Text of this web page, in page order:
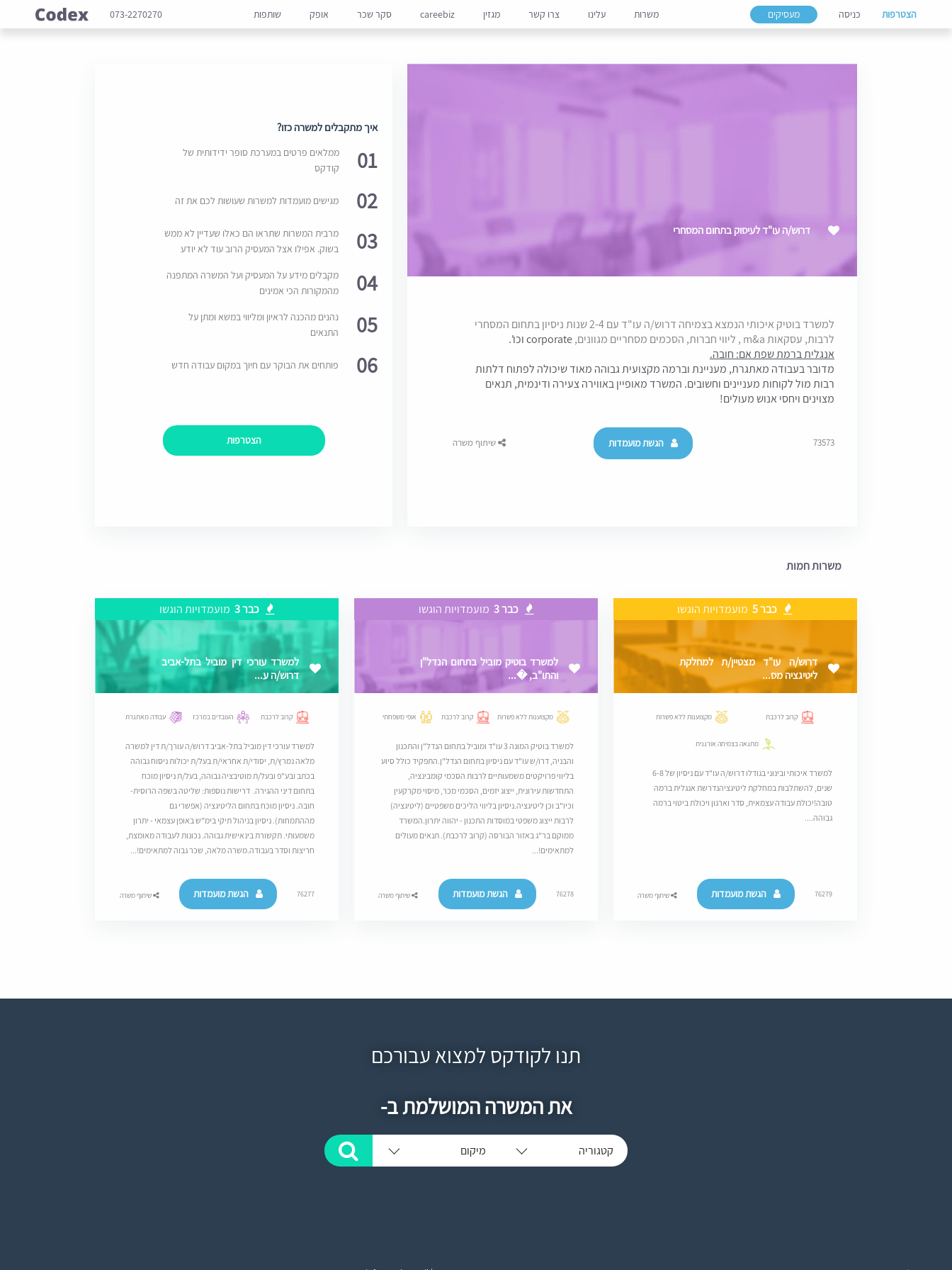
הצטרפות כניסה מעסיקים משרות עלינו צרו קשר מגזין careebiz סקר שכר אופק שותפות 073-2270270
דרוש/ה עו"ד לעיסוק בתחום המסחרי
למשרד בוטיק איכותי הנמצא בצמיחה דרוש/ה עו"ד עם 2-4 שנות ניסיון בתחום המסחרי
לרבות, עסקאות m&a , ליווי חברות, הסכמים מסחריים מגוונים,
corporate וכו'.
אנגלית ברמת שפת אם: חובה.
מדובר בעבודה מאתגרת, מעניינת וברמה מקצועית גבוהה מאוד שיכולה לפתוח דלתות
רבות מול לקוחות מעניינים וחשובים. המשרד מאופיין באווירה צעירה ודינמית, תנאים
מצוינים ויחסי אנוש מעולים!
73573 הגשת מועמדות שיתוף משרה
איך מתקבלים למשרה כזו?
01
ממלאים פרטים במערכת סופר ידידותית של
קודקס
02 מגישים מועמדות למשרות שעושות לכם את זה
03
מרבית המשרות שתראו הם כאלו שעדיין לא ממש
בשוק. אפילו אצל המעסיק הרוב עוד לא יודע
04
מקבלים מידע על המעסיק ועל המשרה המתפנה
מהמקורות הכי אמינים
05
נהנים מהכנה לראיון ומליווי במשא ומתן על
התנאים
06 פותחים את הבוקר עם חיוך במקום עבודה חדש
הצטרפות
משרות חמות
כבר 5 מועמדויות הוגשו
דרוש/ה עו"ד מצטיין/ת למחלקת
ליטיגציה מס...
קרוב לרכבת מקצוענות ללא פשרות
מתגאה בצמיחה אורגנית
למשרד איכותי ובינוני בגודלו דרוש/ה עו"ד עם ניסיון של 6-8
שנים, להשתלבות במחלקת ליטיגציהנדרשת אנגלית ברמה
טובה!יכולת עבודה עצמאית, סדר וארגון ויכולת ביטוי ברמה
גבוהה....
76279 הגשת מועמדות שיתוף משרה
כבר 3 מועמדויות הוגשו
למשרד בוטיק מוביל בתחום הנדל"ן
והתו"ב, �...
מקצוענות ללא פשרות קרוב לרכבת אופי משפחתי
למשרד בוטיק המונה 3 עו"ד ומוביל בתחום הנדל"ן והתכנון
והבניה, דרו/ש עו"ד עם ניסיון בתחום הנדל"ן.התפקיד כולל סיוע
בליווי פרויקטים משמעותיים לרבות הסכמי קומבינציה,
התחדשות עירונית, ייצוג יזמים, הסכמי מכר, מיסוי מקרקעין
וכיו"ב וכן ליטיגציה.ניסיון בליווי הליכים משפטיים (ליטיגציה)
לרבות ייצוג משפטי במוסדות התכנון - יהווה יתרון.המשרד
ממוקם בר"ג באזור הבורסה (קרוב לרכבת). תנאים מעולים
למתאימים!...
76278 הגשת מועמדות שיתוף משרה
כבר 3 מועמדויות הוגשו
למשרד עורכי דין מוביל בתל-אביב
דרוש/ה ע...
קרוב לרכבת העובדים במרכז עבודה מאתגרת
למשרד עורכי דין מוביל בתל-אביב דרוש/ה עורך/ת דין למשרה
מלאה נמרץ/ת, יסודי/ת אחראי/ת בעל/ת יכולות ניסוח גבוהה
בכתב ובע"פ ובעל/ת מוטיבציה גבוהה, בעל/ת ניסיון מוכח
בתחום דיני ההגירה. דרישות נוספות: שליטה בשפה הרוסית-
חובה. ניסיון מוכח בתחום הליטיגציה (אפשרי גם
מההתמחות). ניסיון בניהול תיקי בימ"ש באופן עצמאי - יתרון
משמעותי. תקשורת בינאישית גבוהה. נכונות לעבודה מאומצת,
חריצות וסדר בעבודה.משרה מלאה, שכר גבוה למתאימים!...
76277 הגשת מועמדות שיתוף משרה
תנו לקודקס למצוא עבורכם
את המשרה המושלמת ב-
קטגוריה מיקום